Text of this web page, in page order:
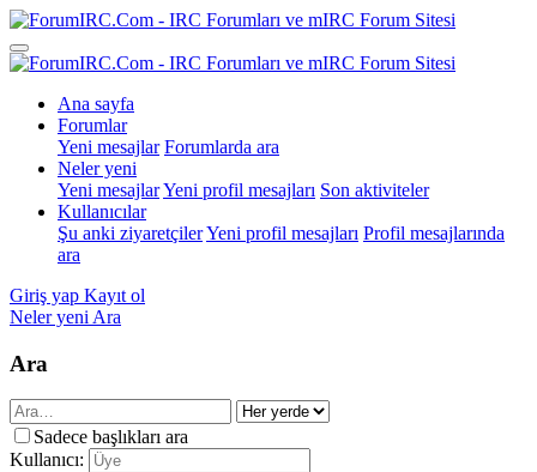
Ana sayfa
Forumlar
Yeni mesajlar Forumlarda ara
Neler yeni
Yeni mesajlarYeni profil mesajları Son aktiviteler
Kullanıcılar
Şu anki ziyaretçilerYeni profil mesajları Profil mesajlarında
ara
Giriş yap Kayıt ol
Neler yeni Ara
Ara
Sadece başlıkları ara
Kullanıcı: